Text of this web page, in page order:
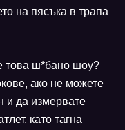
на пясъка в трапа
това ш*бано шоу?
ако не можете
и да измервате
като тагна